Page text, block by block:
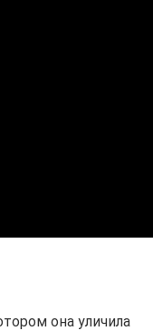
она уличила